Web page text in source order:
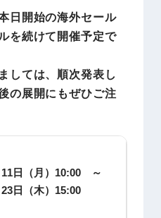
日開始の海外セール
を続けて開催予定で
しては、順次発表し
の展開にもぜひご注
11日（月）10:00 ～
日（木）15:00